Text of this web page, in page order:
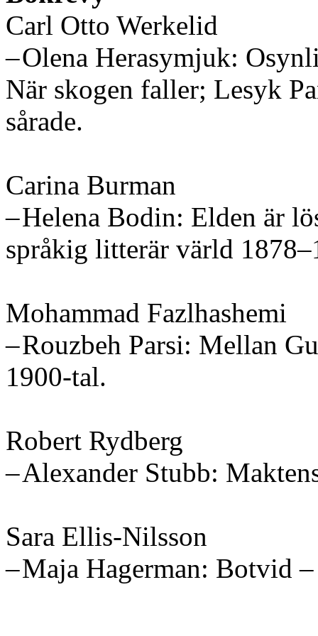
Carl Otto Werkelid
– Olena Herasymjuk:
När skogen faller; Lesyk
sårade.
Carina Burman
– Helena Bodin: Elden är
språkig litterär värld
Mohammad Fazlhashemi
– Rouzbeh Parsi: Mellan
1900-tal.
Robert Rydberg
– Alexander Stubb:
Sara Ellis-Nilsson
– Maja Hagerman: Botvid